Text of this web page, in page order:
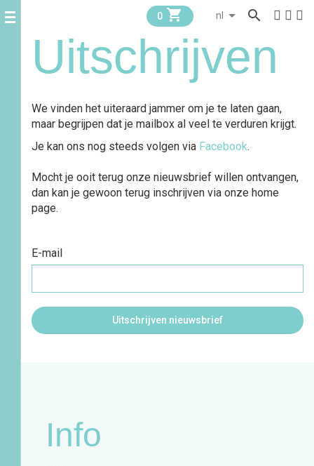
0  
Uitschrijven
We vinden het uiteraard jammer om je te laten gaan,
maar begrijpen dat je mailbox al veel te verduren krijgt.
Je kan ons nog steeds volgen via Facebook.
Mocht je ooit terug onze nieuwsbrief willen ontvangen,
dan kan je gewoon terug inschrijven via onze home
page.
E-mail
Info